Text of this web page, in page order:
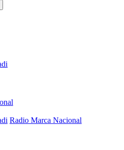
Radio Marca Nacional